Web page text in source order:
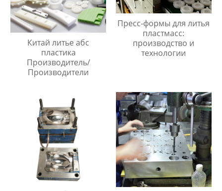
Китай литье абс
пластика
Производитель/
Производители
Пресс-формы для литья
пластмасс:
производство и
технологии